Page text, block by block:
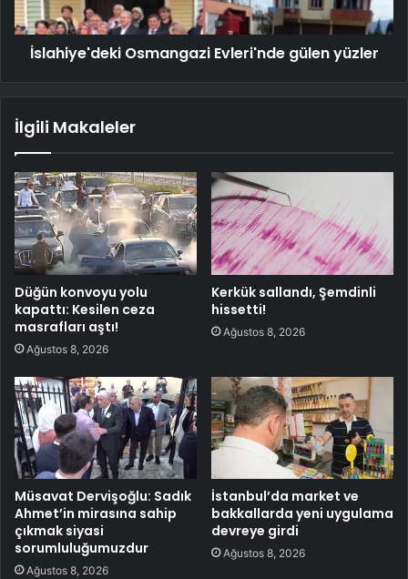
İslahiye'deki Osmangazi Evleri'nde gülen yüzler
İlgili Makaleler
Düğün konvoyu yolu
kapattı: Kesilen ceza
masrafları aştı!
Ağustos 8, 2026
Kerkük sallandı, Şemdinli
hissetti!
Ağustos 8, 2026
Müsavat Dervişoğlu: Sadık
Ahmet’in mirasına sahip
çıkmak siyasi
sorumluluğumuzdur
Ağustos 8, 2026
İstanbul’da market ve
bakkallarda yeni uygulama
devreye girdi
Ağustos 8, 2026